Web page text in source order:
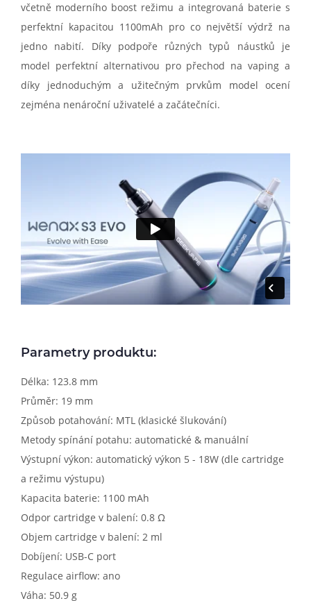
včetně moderního boost režimu a integrovaná baterie s
perfektní kapacitou 1100mAh pro co největší výdrž na
jedno nabití. Díky podpoře různých typů náustků je
model perfektní alternativou pro přechod na vaping a
díky jednoduchým a užitečným prvkům model ocení
zejména nenároční uživatelé a začátečníci.
Parametry produktu:
Délka: 123.8 mm
Průměr: 19 mm
Způsob potahování: MTL (klasické šlukování)
Metody spínání potahu: automatické & manuální
Výstupní výkon: automatický výkon 5 - 18W (dle cartridge
a režimu výstupu)
Kapacita baterie: 1100 mAh
Odpor cartridge v balení: 0.8 Ω
Objem cartridge v balení: 2 ml
Dobíjení: USB-C port
Regulace airflow: ano
Váha: 50.9 g